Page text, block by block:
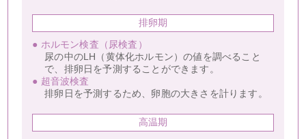
排卵期
● ホルモン検査（尿検査）
尿の中のLH（黄体化ホルモン）の値を調べること
で、排卵日を予測することができます。
● 超音波検査
排卵日を予測するため、卵胞の大きさを計ります。
高温期